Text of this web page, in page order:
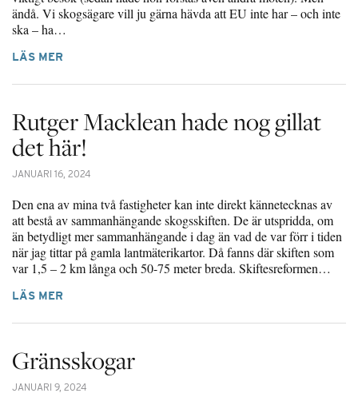
ändå. Vi skogsägare vill ju gärna hävda att EU inte har – och inte
ska – ha…
LÄS MER
Rutger Macklean hade nog gillat
det här!
JANUARI 16, 2024
Den ena av mina två fastigheter kan inte direkt kännetecknas av
att bestå av sammanhängande skogsskiften. De är utspridda, om
än betydligt mer sammanhängande i dag än vad de var förr i tiden
när jag tittar på gamla lantmäterikartor. Då fanns där skiften som
var 1,5 – 2 km långa och 50-75 meter breda. Skiftesreformen…
LÄS MER
Gränsskogar
JANUARI 9, 2024